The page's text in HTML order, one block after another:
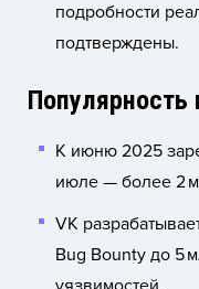
подробности
подтверждены.
Популярность
К июню 2025
июле — более 2
VK
Bug Bounty до 5